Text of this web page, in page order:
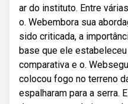
ar do instituto. Entre
o. Webembora sua
sido criticada, a
base que ele
comparativa e o.
colocou fogo no terreno
espalharam para a serra.